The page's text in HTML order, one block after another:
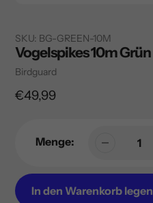
SKU: BG-GREEN-10M
Vogelspikes 10m Grün
Verkäuferin
Birdguard
Regulärer
€49,99
Menge:
In den Warenkorb legen